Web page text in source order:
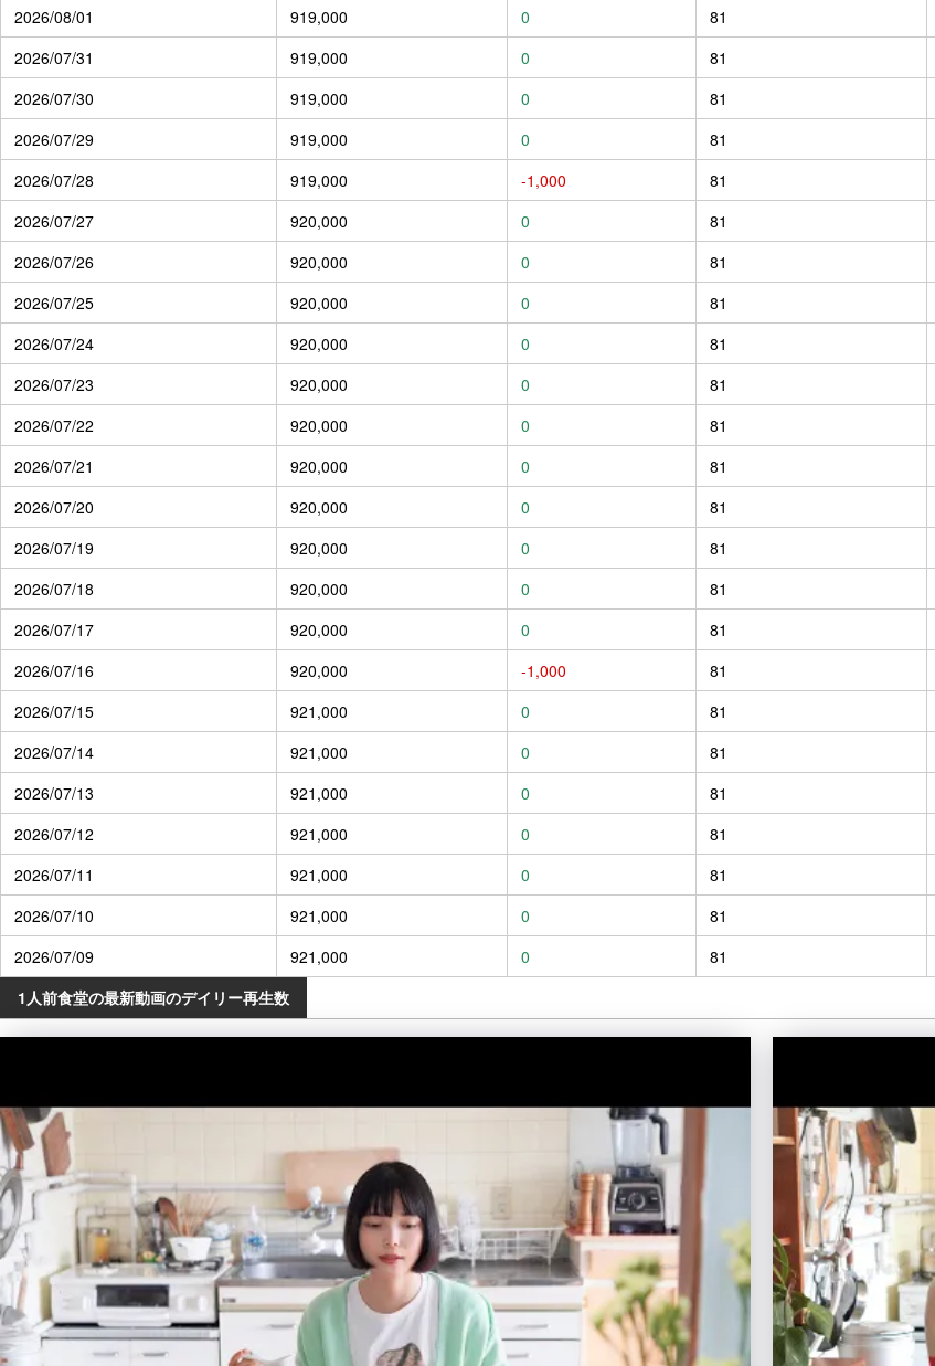
2026/08/01
919,000 0 81
2026/07/31
919,000 0 81
2026/07/30
919,000 0 81
2026/07/29
919,000 0 81
2026/07/28
919,000 -1,000 81
2026/07/27
920,000 0 81
2026/07/26
920,000 0 81
2026/07/25
920,000 0 81
2026/07/24
920,000 0 81
2026/07/23
920,000 0 81
2026/07/22
920,000 0 81
2026/07/21
920,000 0 81
2026/07/20
920,000 0 81
2026/07/19
920,000 0 81
2026/07/18
920,000 0 81
2026/07/17
920,000 0 81
2026/07/16
920,000 -1,000 81
2026/07/15
921,000 0 81
2026/07/14
921,000 0 81
2026/07/13
921,000 0 81
2026/07/12
921,000 0 81
2026/07/11
921,000 0 81
2026/07/10
921,000 0 81
2026/07/09
921,000 0 81
1人前食堂の最新動画のデイリー再生数